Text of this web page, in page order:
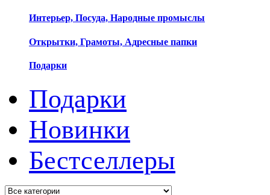
Интерьер, Посуда, Народные промыслы
Открытки, Грамоты, Адресные папки
Подарки
Подарки
Новинки
Бестселлеры